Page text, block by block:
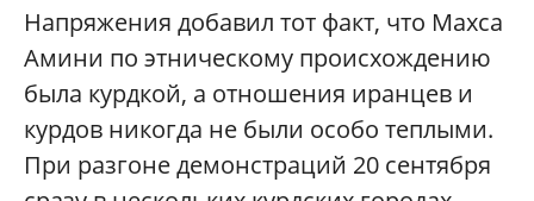
Напряжения добавил тот факт, что Махса
Амини по этническому происхождению
была курдкой, а отношения иранцев и
курдов никогда не были особо теплыми.
При разгоне демонстраций 20 сентября